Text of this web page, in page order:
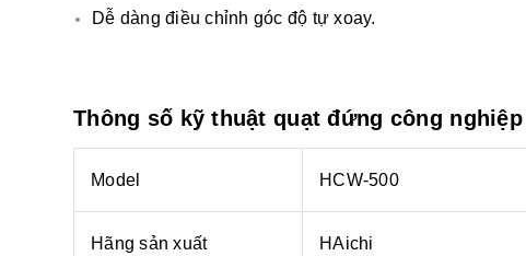
Dễ dàng điều chỉnh góc độ tự xoay.
Thông số kỹ thuật quạt đứng công nghiệp
Model HCW-500
Hãng sản xuất HAichi